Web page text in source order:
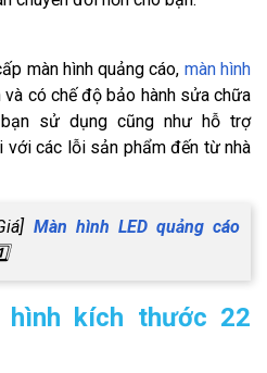
màn hình quảng cáo, màn hình
có chế độ bảo hành sửa chữa
sử dụng cũng như hỗ trợ
các lỗi sản phẩm đến từ nhà
Màn hình LED quảng cáo
hình kích thước 22